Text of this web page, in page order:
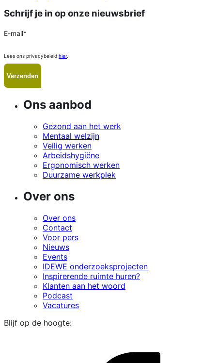
Schrijf je in op onze nieuwsbrief
E-mail*
Lees ons privacybeleid hier.
Ons aanbod
Gezond aan het werk
Mentaal welzijn
Veilig werken
Arbeidshygiëne
Ergonomisch werken
Duurzame werkplek
Over ons
Over ons
Contact
Voor pers
Nieuws
Events
IDEWE onderzoeksprojecten
Inspirerende ruimte huren?
Klanten aan het woord
Podcast
Vacatures
Blijf op de hoogte: